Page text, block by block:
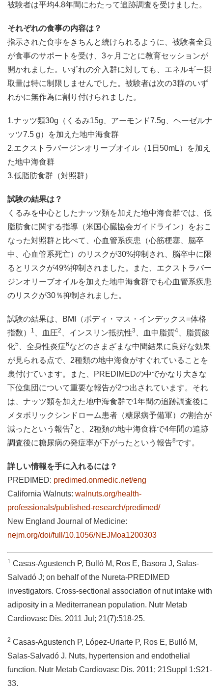
被験者は平均4.8年間にわたって追跡調査を受けました。
それぞれの食事の内容は？
指示された食事をきちんと続けられるように、被験者全員
が食事のサポートを受け、3ヶ月ごとに教育セッションが
開かれました。いずれの介入群に対しても、エネルギー摂
取量は特に制限しませんでした。被験者は次の3群のいず
れかに無作為に割り付けられました。
1.ナッツ類30g（くるみ15g、アーモンド7.5g、ヘーゼルナ
ッツ7.5 g）を加えた地中海食群
2.エクストラバージンオリーブオイル（1日50mL）を加え
た地中海食群
3.低脂肪食群（対照群）
試験の結果は？
くるみを中心としたナッツ類を加えた地中海食群では、低
脂肪食に関する指導（米国心臓協会ガイドライン）をおこ
なった対照群と比べて、心血管系疾患（心筋梗塞、脳卒
中、心血管系死亡）のリスクが30%抑制され、脳卒中に限
るとリスクが49%抑制されました。また、エクストラバー
ジンオリーブオイルを加えた地中海食群でも心血管系疾患
のリスクが30％抑制されました。
試験の結果は、BMI（ボディ・マス・インデックス=体格
指数）
1 、血圧2 、インスリン抵抗性3 、血中脂質4
、脂質酸
化5 、全身性炎症6などのさまざまな中間結果に良好な効果
が見られる点で、2種類の地中海食がすぐれていることを
裏付けています。また、PREDIMEDの中でかなり大きな
下位集団について重要な報告が2つ出されています。それ
は、ナッツ類を加えた地中海食群で1年間の追跡調査後に
メタボリックシンドローム患者（糖尿病予備軍）の割合が
減ったという報告7 と、2種類の地中海食群で4年間の追跡
調査後に糖尿病の発症率が下がったという報告8です。
詳しい情報を手に入れるには？
PREDIMED: predimed.onmedic.net/eng
California Walnuts: walnuts.org/health-
professionals/published-research/predimed/
New England Journal of Medicine:
nejm.org/doi/full/10.1056/NEJMoa1200303
1 Casas-Agustench P, Bulló M, Ros E, Basora J, Salas-
Salvadó J; on behalf of the Nureta-PREDIMED
investigators. Cross-sectional association of nut intake with
adiposity in a Mediterranean population. Nutr Metab
Cardiovasc Dis. 2011 Jul; 21(7):518-25.
2 Casas-Agustench P, López-Uriarte P, Ros E, Bulló M,
Salas-Salvadó J. Nuts, hypertension and endothelial
function. Nutr Metab Cardiovasc Dis. 2011; 21Suppl 1:S21-
33.